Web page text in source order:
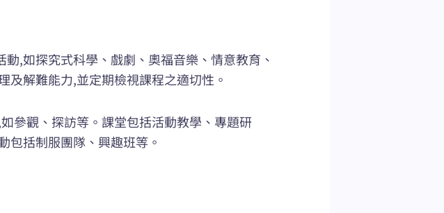
,如探究式科學、戲劇、奧福音樂、情意教育、
解難能力,並定期檢視課程之適切性。
參觀、探訪等。課堂包括活動教學、專題研
包括制服團隊、興趣班等。